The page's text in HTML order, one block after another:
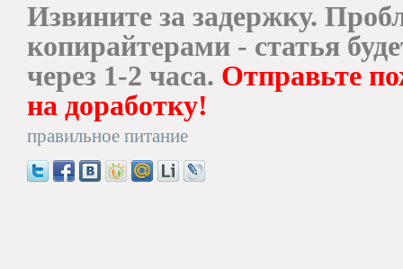
Извините за задержку.
копирайтерами - статья
через 1-2 часа. Отправьте
на доработку!
правильное питание